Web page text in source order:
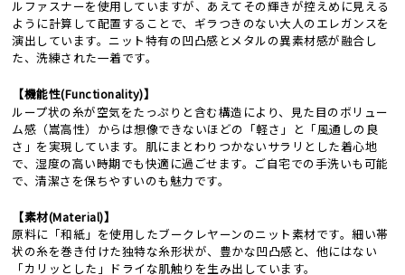
ルファスナーを使用していますが、あえてその輝きが控えめに見える
ように計算して配置することで、ギラつきのない大人のエレガンスを
演出しています。ニット特有の凹凸感とメタルの異素材感が融合し
た、洗練された一着です。
【機能性(Functionality)】
ループ状の糸が空気をたっぷりと含む構造により、見た目のボリュー
ム感（嵩高性）からは想像できないほどの「軽さ」と「風通しの良
さ」を実現しています。肌にまとわりつかないサラリとした着心地
で、湿度の高い時期でも快適に過ごせます。ご自宅での手洗いも可能
で、清潔さを保ちやすいのも魅力です。
【素材(Material)】
原料に「和紙」を使用したブークレヤーンのニット素材です。細い帯
状の糸を巻き付けた独特な糸形状が、豊かな凹凸感と、他にはない
「カリッとした」ドライな肌触りを生み出しています。